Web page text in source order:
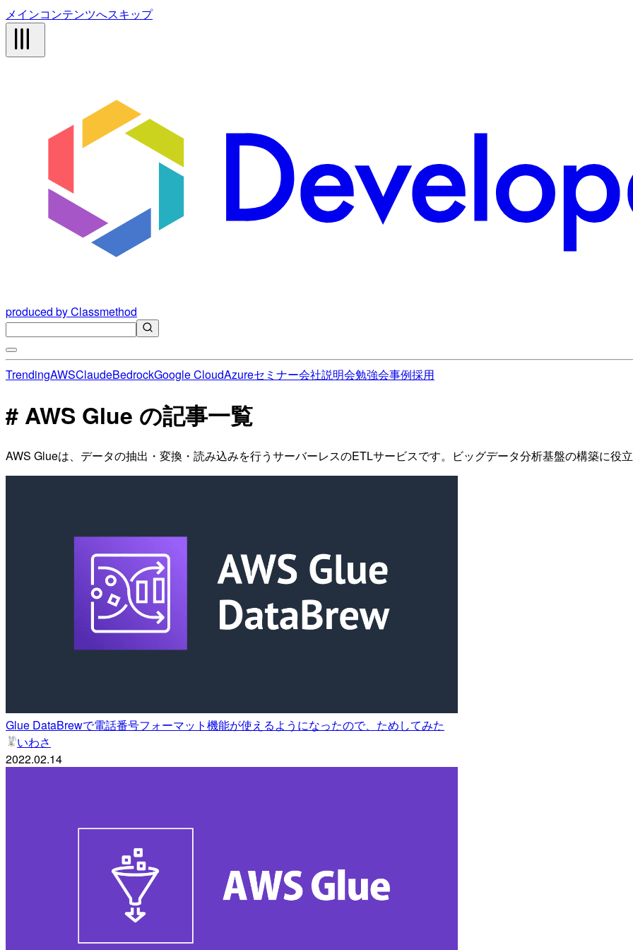
メインコンテンツへスキップ
produced by Classmethod
TrendingAWSClaudeBedrockGoogle CloudAzureセミナー会社説明会勉強会事例採用
# AWS Glue の記事一覧
AWS Glueは、データの抽出・変換・読み込みを行うサーバーレスのETLサービスです。ビッグデータ分析基盤の構築に役立
Glue DataBrewで電話番号フォーマット機能が使えるようになったので、ためしてみた
いわさ
2022.02.14